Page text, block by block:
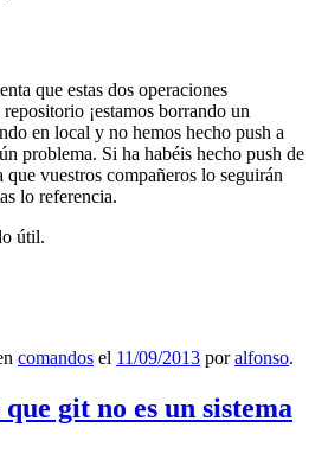
que estas dos operaciones
¡estamos borrando un
en local y no hemos hecho push a
problema. Si ha habéis hecho push de
que vuestros compañeros lo seguirán
lo referencia.
útil.
comandos el 11/09/2013 poralfonso.
git no es un sistema